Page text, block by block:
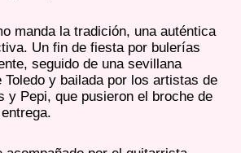
manda la tradición, una auténtica
Un fin de fiesta por bulerías
seguido de una sevillana
Toledo y bailada por los artistas de
y Pepi, que pusieron el broche de